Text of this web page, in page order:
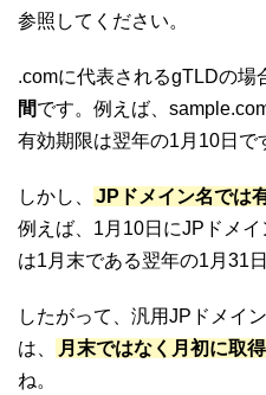
参照してください。
.comに代表されるgTLDの場
間です。例えば、
有効期限は翌年の1月10日で
しかし、
JPドメイン名では
例えば、1月10日にJPドメ
は1月末である翌年の1月31
したがって、汎用JPドメイ
は、
月末ではなく月初に取
ね。